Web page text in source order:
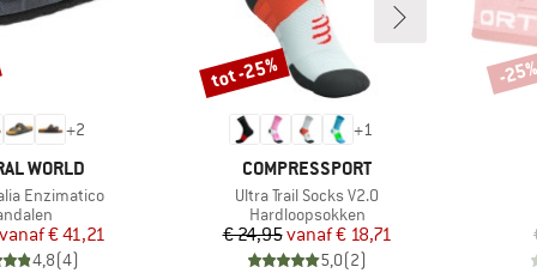
+2
WORLD
Enzimatico
Prijs
Verlaagde prijs
vanaf€ 41,21
4,8(4)
+1
MERK
COMPRESSPORT
Artikel
Ultra Trail Socks V2.0
Productgroep
Hardloopsokken
Prijs
€ 24,95 Verlaagde prijs
vanaf€ 18,71
5,0(2)
Korting
tot -25% -